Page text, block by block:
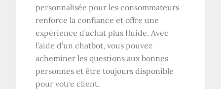
personnalisée pour les consommateurs
renforce la confiance et offre une
expérience d’achat plus fluide. Avec
l’aide d’un chatbot, vous pouvez
acheminer les questions aux bonnes
personnes et être toujours disponible
pour votre client.